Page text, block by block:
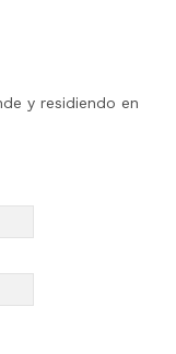
y residiendo en